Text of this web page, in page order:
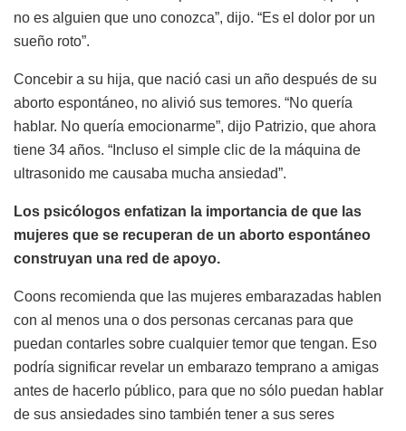
no es alguien que uno conozca”, dijo. “Es el dolor por un
sueño roto”.
Concebir a su hija, que nació casi un año después de su
aborto espontáneo, no alivió sus temores. “No quería
hablar. No quería emocionarme”, dijo Patrizio, que ahora
tiene 34 años. “Incluso el simple clic de la máquina de
ultrasonido me causaba mucha ansiedad”.
Los psicólogos enfatizan la importancia de que las
mujeres que se recuperan de un aborto espontáneo
construyan una red de apoyo.
Coons recomienda que las mujeres embarazadas hablen
con al menos una o dos personas cercanas para que
puedan contarles sobre cualquier temor que tengan. Eso
podría significar revelar un embarazo temprano a amigas
antes de hacerlo público, para que no sólo puedan hablar
de sus ansiedades sino también tener a sus seres